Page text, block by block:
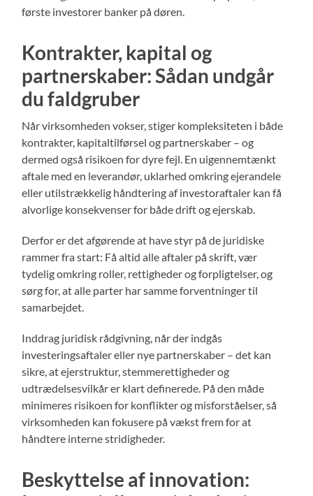
første investorer banker på døren.
Kontrakter, kapital og
partnerskaber: Sådan undgår
du faldgruber
Når virksomheden vokser, stiger kompleksiteten i både
kontrakter, kapitaltilførsel og partnerskaber – og
dermed også risikoen for dyre fejl. En uigennemtænkt
aftale med en leverandør, uklarhed omkring ejerandele
eller utilstrækkelig håndtering af investoraftaler kan få
alvorlige konsekvenser for både drift og ejerskab.
Derfor er det afgørende at have styr på de juridiske
rammer fra start: Få altid alle aftaler på skrift, vær
tydelig omkring roller, rettigheder og forpligtelser, og
sørg for, at alle parter har samme forventninger til
samarbejdet.
Inddrag juridisk rådgivning, når der indgås
investeringsaftaler eller nye partnerskaber – det kan
sikre, at ejerstruktur, stemmerettigheder og
udtrædelsesvilkår er klart definerede. På den måde
minimeres risikoen for konflikter og misforståelser, så
virksomheden kan fokusere på vækst frem for at
håndtere interne stridigheder.
Beskyttelse af innovation: